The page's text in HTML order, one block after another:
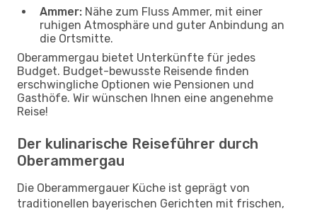
Ammer: Nähe zum Fluss Ammer, mit einer
ruhigen Atmosphäre und guter Anbindung an
die Ortsmitte.
Oberammergau bietet Unterkünfte für jedes
Budget. Budget-bewusste Reisende finden
erschwingliche Optionen wie Pensionen und
Gasthöfe. Wir wünschen Ihnen eine angenehme
Reise!
Der kulinarische Reiseführer durch
Oberammergau
Die Oberammergauer Küche ist geprägt von
traditionellen bayerischen Gerichten mit frischen,